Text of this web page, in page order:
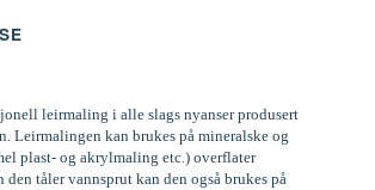
leirmaling i alle slags nyanser produsert
Leirmalingen kan brukes på mineralske og
plast- og akrylmaling etc.) overflater
tåler vannsprut kan den også brukes på